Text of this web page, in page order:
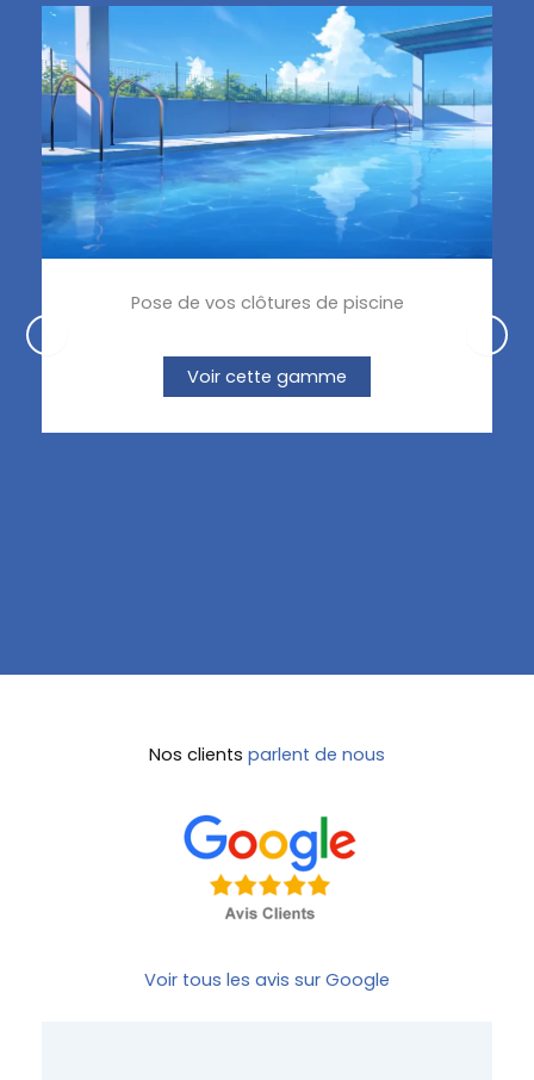
Pose de vos clôtures de piscine
Voir cette gamme
Nos clients parlent de nous
Voir tous les avis sur Google